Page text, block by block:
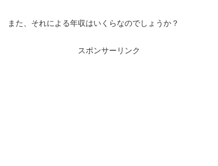
また、それによる年収はいくらなのでしょうか？
スポンサーリンク